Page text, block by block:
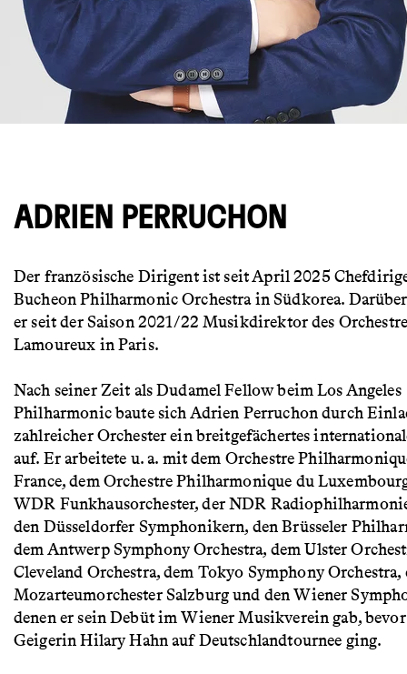
ADRIEN PERRUCHON
Der französische Dirigent ist seit April 2025
Bucheon Philharmonic Orchestra in Südkorea.
er seit der Saison 2021/22 Musikdirektor des
Lamoureux in Paris.
Nach seiner Zeit als Dudamel Fellow beim Los Angeles
Philharmonic baute sich Adrien Perruchon durch
zahlreicher Orchester ein breitgefächertes
auf. Er arbeitete u. a. mit dem Orchestre
France, dem Orchestre Philharmonique du
WDR Funkhausorchester, der NDR
den Düsseldorfer Symphonikern, den Brüsseler
dem Antwerp Symphony Orchestra, dem Ulster
Cleveland Orchestra, dem Tokyo Symphony Orchestra,
Mozarteumorchester Salzburg und den Wiener
denen er sein Debüt im Wiener Musikverein gab,
Geigerin Hilary Hahn auf Deutschlandtournee ging.